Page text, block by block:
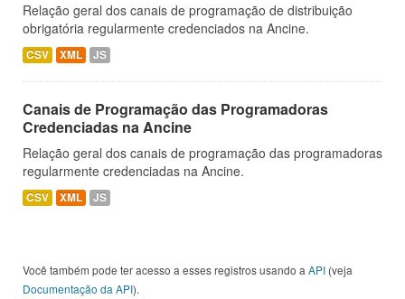
Relação geral dos canais de programação de distribuição
obrigatória regularmente credenciados na Ancine.
CSV XML JS
Canais de Programação das Programadoras
Credenciadas na Ancine
Relação geral dos canais de programação das programadoras
regularmente credenciadas na Ancine.
CSV XML JS
Você também pode ter acesso a esses registros usando a API (veja
Documentação da API).